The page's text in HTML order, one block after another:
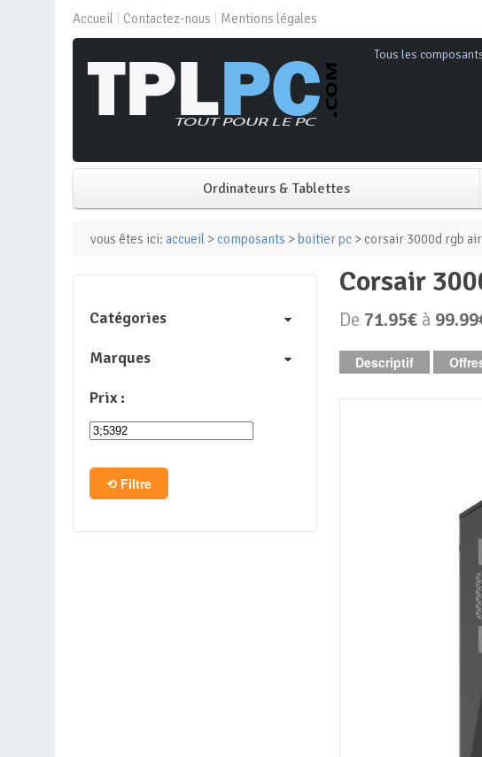
Accueil Contactez-nous Mentions légales
Tous les
Ordinateurs & Tablettes
PC de bureau
Mini PC
PC Tout-en-un
Tablettes
vous êtes ici: accueil > composants > boitier pc > corsair 3000d rgb
corsair
De 71.95€ à
Descriptif
Catégories
Marques
Prix :
Filtre